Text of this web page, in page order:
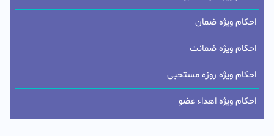
احکام ویژه ضمان
احکام ویژه ضمانت
احکام ویژه روزه مستحبی
احکام ویژه اهداء عضو